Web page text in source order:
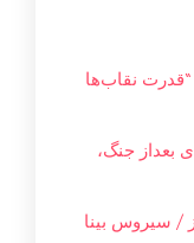
“قدرت نقاب‌ها
بعداز جنگ،
/ سیروس بینا